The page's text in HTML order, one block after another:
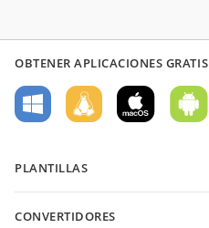
OBTENER APLICACIONES GRATIS
PLANTILLAS
CONVERTIDORES